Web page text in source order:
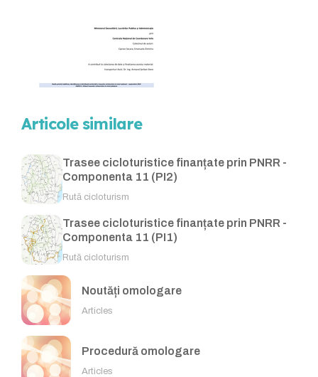
Articole similare
Trasee cicloturistice finanțate prin PNRR -
Componenta 11 (PI2)
Rută cicloturism
Trasee cicloturistice finanțate prin PNRR -
Componenta 11 (PI1)
Rută cicloturism
Noutăți omologare
Articles
Procedură omologare
Articles